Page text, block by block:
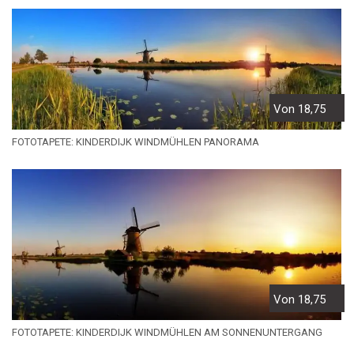
Von 18,75
FOTOTAPETE: KINDERDIJK WINDMÜHLEN PANORAMA
Von 18,75
FOTOTAPETE: KINDERDIJK WINDMÜHLEN AM SONNENUNTERGANG